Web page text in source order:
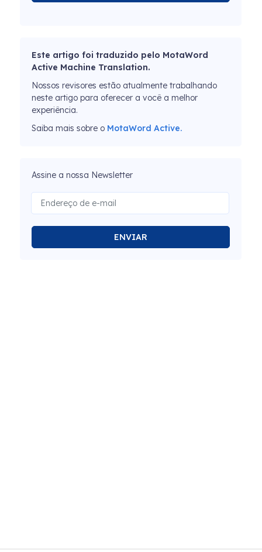
Este artigo foi traduzido pelo MotaWord
Active Machine Translation.
Nossos revisores estão atualmente trabalhando
neste artigo para oferecer a você a melhor
experiência.
Saiba mais sobre o MotaWord Active.
Assine a nossa Newsletter
ENVIAR